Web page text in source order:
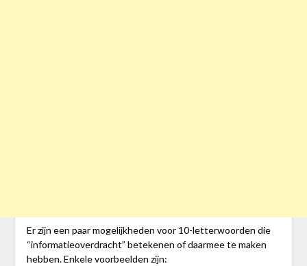
Er zijn een paar mogelijkheden voor 10-letterwoorden die
“informatieoverdracht” betekenen of daarmee te maken
hebben. Enkele voorbeelden zijn: